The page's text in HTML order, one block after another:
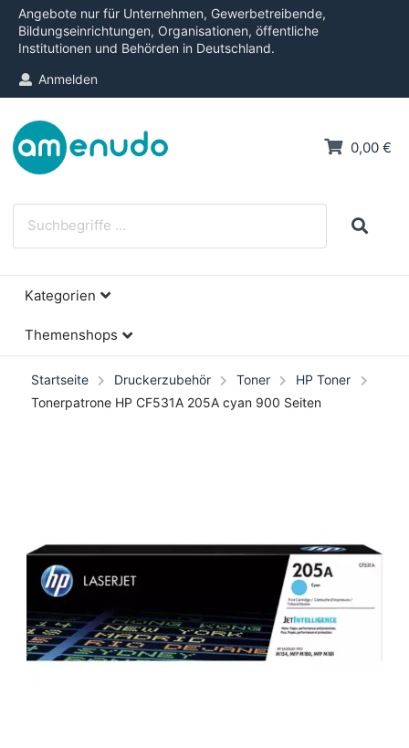
Angebote nur für Unternehmen, Gewerbetreibende,
Bildungseinrichtungen, Organisationen, öffentliche
Institutionen und Behörden in Deutschland.
Anmelden
0,00 €
Kategorien
Themenshops
Startseite Druckerzubehör Toner
HP Toner
Tonerpatrone HP CF531A 205A cyan 900 Seiten